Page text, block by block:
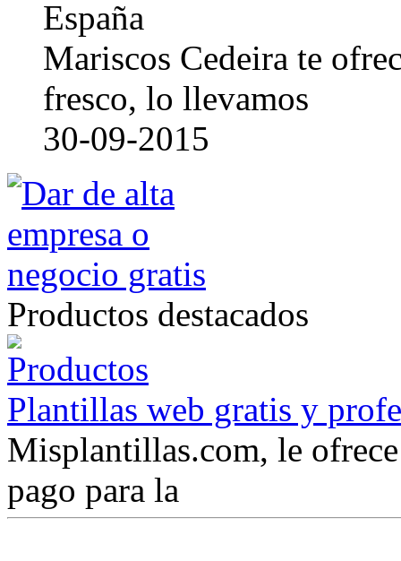
España
Mariscos Cedeira te
fresco, lo llevamos
30-09-2015
Productos destacados
Plantillas web gratis y
Misplantillas.com, le
pago para la